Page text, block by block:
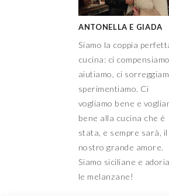
ANTONELLA E GIADA
Siamo la coppia
cucina: ci
aiutiamo, ci
sperimentiamo. Ci
vogliamo bene e
bene alla cucina che è
stata, e sempre sarà, il
nostro grande amore.
Siamo siciliane e
le melanzane!